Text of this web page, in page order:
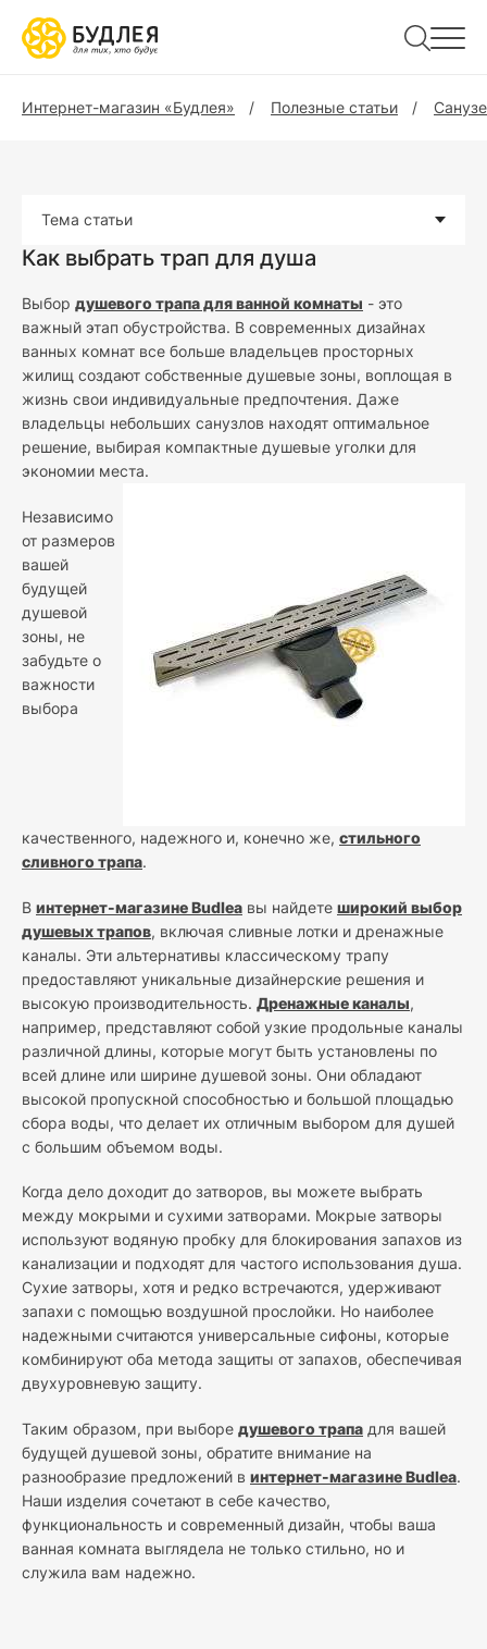
Интернет-магазин «Будлея» Полезные статьи
Тема статьи
Как выбрать трап для душа
Выбор душевого трапа для ванной комнаты - это
важный этап обустройства. В современных дизайнах
ванных комнат все больше владельцев просторных
жилищ создают собственные душевые зоны, воплощая в
жизнь свои индивидуальные предпочтения. Даже
владельцы небольших санузлов находят оптимальное
решение, выбирая компактные душевые уголки для
экономии места.
Независимо
от размеров
вашей
будущей
душевой
зоны, не
забудьте о
важности
выбора
качественного, надежного и, конечно же, стильного
сливного трапа.
В интернет-магазине Budlea вы найдете широкий выбор
душевых трапов, включая сливные лотки и дренажные
каналы. Эти альтернативы классическому трапу
предоставляют уникальные дизайнерские решения и
высокую производительность. Дренажные каналы,
например, представляют собой узкие продольные каналы
различной длины, которые могут быть установлены по
всей длине или ширине душевой зоны. Они обладают
высокой пропускной способностью и большой площадью
сбора воды, что делает их отличным выбором для душей
с большим объемом воды.
Когда дело доходит до затворов, вы можете выбрать
между мокрыми и сухими затворами. Мокрые затворы
используют водяную пробку для блокирования запахов из
канализации и подходят для частого использования душа.
Сухие затворы, хотя и редко встречаются, удерживают
запахи с помощью воздушной прослойки. Но наиболее
надежными считаются универсальные сифоны, которые
комбинируют оба метода защиты от запахов, обеспечивая
двухуровневую защиту.
Таким образом, при выборе душевого трапа для вашей
будущей душевой зоны, обратите внимание на
разнообразие предложений в интернет-магазине Budlea.
Наши изделия сочетают в себе качество,
функциональность и современный дизайн, чтобы ваша
ванная комната выглядела не только стильно, но и
служила вам надежно.